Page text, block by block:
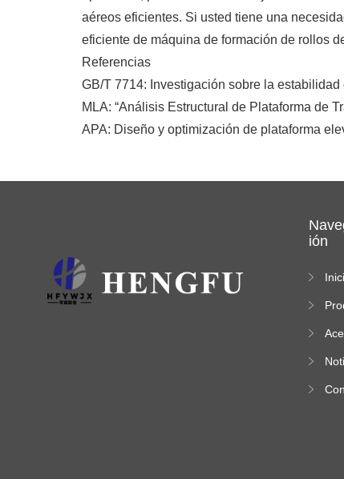
aéreos eficientes. Si usted tiene una
eficiente de máquina de formación de rollos
Referencias
GB/T 7714: Investigación sobre la
MLA: “Análisis Estructural de Plataforma de
APA: Diseño y optimización de plataforma
ión